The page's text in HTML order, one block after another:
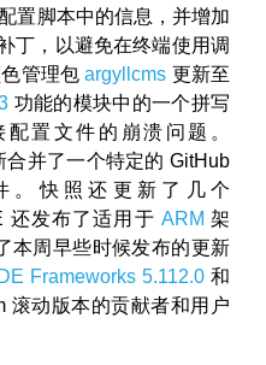
置脚本中的信息，并增加
丁，以避免在终端使用调
色管理包argyllcms 更新至
功能的模块中的一个拼写
置文件的崩溃问题。
合并了一个特定的 GitHub
。快照还更新了几个
还发布了适用于 ARM 架
本周早些时候发布的更新
Frameworks 5.112.0 和
滚动版本的贡献者和用户